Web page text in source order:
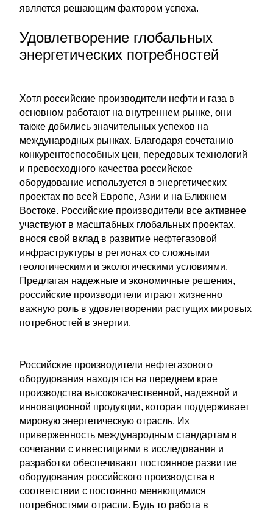
является решающим фактором успеха.
Удовлетворение глобальных
энергетических потребностей
Хотя российские производители нефти и газа в
основном работают на внутреннем рынке, они
также добились значительных успехов на
международных рынках. Благодаря сочетанию
конкурентоспособных цен, передовых технологий
и превосходного качества российское
оборудование используется в энергетических
проектах по всей Европе, Азии и на Ближнем
Востоке. Российские производители все активнее
участвуют в масштабных глобальных проектах,
внося свой вклад в развитие нефтегазовой
инфраструктуры в регионах со сложными
геологическими и экологическими условиями.
Предлагая надежные и экономичные решения,
российские производители играют жизненно
важную роль в удовлетворении растущих мировых
потребностей в энергии.
Российские производители нефтегазового
оборудования находятся на переднем крае
производства высококачественной, надежной и
инновационной продукции, которая поддерживает
мировую энергетическую отрасль. Их
приверженность международным стандартам в
сочетании с инвестициями в исследования и
разработки обеспечивают постоянное развитие
оборудования российского производства в
соответствии с постоянно меняющимися
потребностями отрасли. Будь то работа в